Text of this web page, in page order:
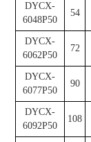
DYCX-
6048P50
54
DYCX-
6062P50
72
DYCX-
6077P50
90
DYCX-
6092P50
108